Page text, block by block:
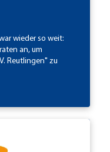
wieder so weit:
an, um
Reutlingen" zu